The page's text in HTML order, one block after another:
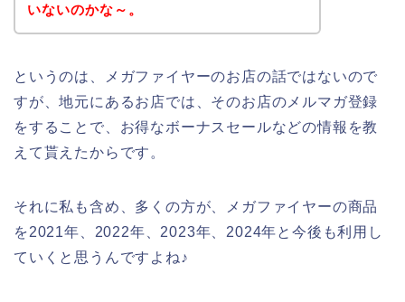
いないのかな～。
というのは、メガファイヤーのお店の話ではないので
すが、地元にあるお店では、そのお店のメルマガ登録
をすることで、お得なボーナスセールなどの情報を教
えて貰えたからです。
それに私も含め、多くの方が、メガファイヤーの商品
を2021年、2022年、2023年、2024年と今後も利用し
ていくと思うんですよね♪